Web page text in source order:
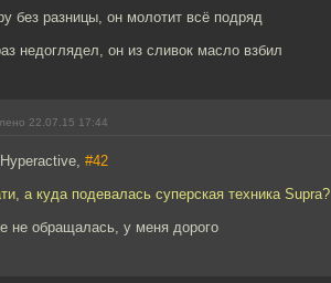
без разницы, он молотит всё подряд
недоглядел, он из сливок масло взбил
22.07.15 17:44
#42
а куда подевалась суперская техника Supra?
не обращалась, у меня дорого